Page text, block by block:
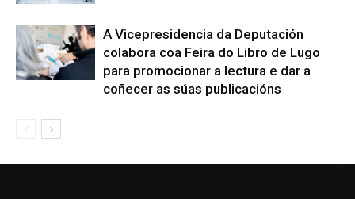
A Vicepresidencia da Deputación
colabora coa Feira do Libro de Lugo
para promocionar a lectura e dar a
coñecer as súas publicacións